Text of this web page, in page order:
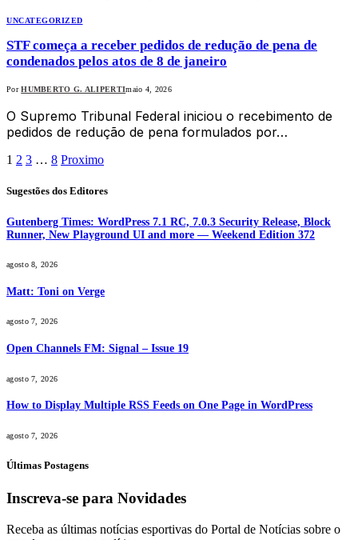
UNCATEGORIZED
STF começa a receber pedidos de redução de pena de
condenados pelos atos de 8 de janeiro
Por HUMBERTO G. ALIPERTImaio 4, 2026
O Supremo Tribunal Federal iniciou o recebimento de
pedidos de redução de pena formulados por…
1 2 3 … 8 Proximo
Sugestões dos Editores
Gutenberg Times: WordPress 7.1 RC, 7.0.3 Security Release, Block
Runner, New Playground UI and more — Weekend Edition 372
agosto 8, 2026
Matt: Toni on Verge
agosto 7, 2026
Open Channels FM: Signal – Issue 19
agosto 7, 2026
How to Display Multiple RSS Feeds on One Page in WordPress
agosto 7, 2026
Últimas Postagens
Inscreva-se para Novidades
Receba as últimas notícias esportivas do Portal de Notícias sobre o